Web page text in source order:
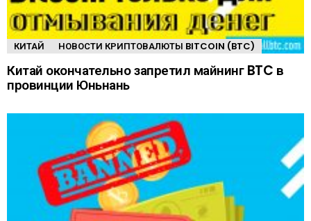
КИТАЙ НОВОСТИ КРИПТОВАЛЮТЫ BITCOIN (BTC)
Китай окончательно запретил майнинг BTC в
провинции Юньнань